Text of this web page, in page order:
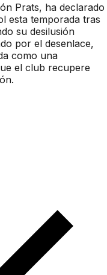
Prats, ha declarado
esta temporada tras
su desilusión
por el desenlace,
como una
el club recupere